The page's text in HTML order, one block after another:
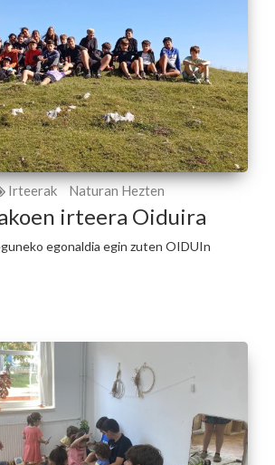
Irteerak Naturan Hezten
irteera Oiduira
egonaldia egin zuten OIDUIn